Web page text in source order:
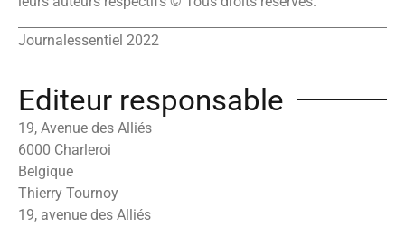
Journalessentiel 2022
Editeur responsable
19, Avenue des Alliés
6000 Charleroi
Belgique
Thierry Tournoy
19, avenue des Alliés